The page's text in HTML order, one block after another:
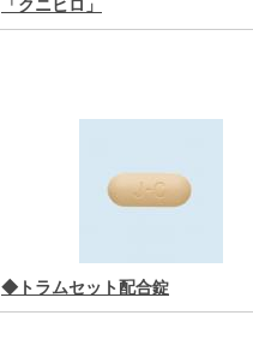
「クニヒロ」
◆トラムセット配合錠